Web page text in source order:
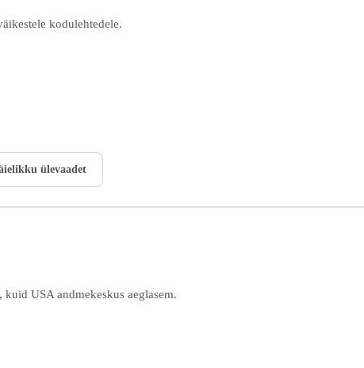
kodulehtedele.
ülevaadet
USA andmekeskus aeglasem.